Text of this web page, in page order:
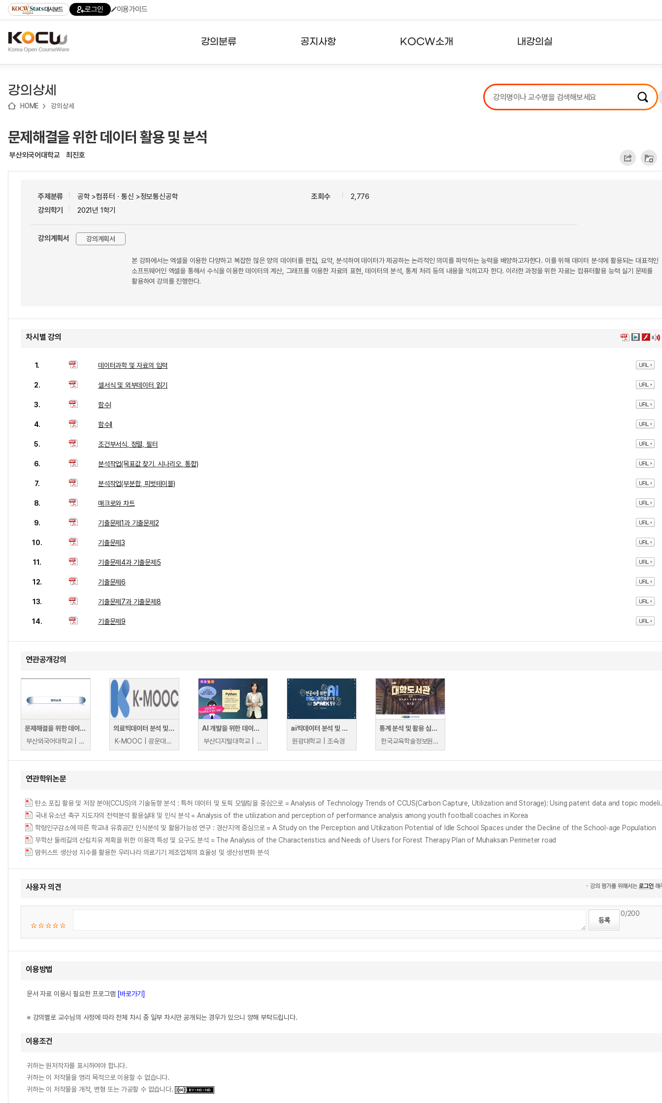
기
기
기
content)
가
대시보드 로그인 이용가이드
강의분류
테마강의
공지사항 KOCW소개 내강의실
강의리스트
수강확인증강의
강의상세
HOME 강의상세
문제해결을 위한 데이터 활용 및 분석
부산외국어대학교 최진호
주제분류
공학 >컴퓨터ㆍ통신 >정보통신공학
강의학기
2021년 1학기
조회수 2,776
강의계획서 강의계획서
본 강좌에서는 엑셀을 이용한 다양하고 복잡한 많은 양의 데이터를 편집, 요약, 분석하여 데이터가 제공하는 논리적인 의미를 파악하는 능력을 배양하고자한다. 이를 위해 데이터 분석에 활용되는 대표적인
소프트웨어인 엑셀을 통해서 수식을 이용한 데이터의 계산, 그래프를 이용한 자료의 표현, 데이터의 분석, 통계 처리 등의 내용을 익히고자 한다. 이러한 과정을 위한 자료는 컴퓨터활용 능력 실기 문제를
활용하여 강의를 진행한다.
차시별 강의
1. 데이터과학 및 자료의 입력
2. 셀서식 및 외부데이터 읽기
3. 함수I
4. 함수II
5. 조건부서식, 정렬, 필터
6. 분석작업(목표값 찾기, 시나리오, 통합)
7. 분석작업(부분합, 피벗테이블)
8. 매크로와 차트
9. 기출문제1과 기출문제2
10. 기출문제3
11. 기출문제4과 기출문제5
12. 기출문제6
13. 기출문제7과 기출문제8
14. 기출문제9
연관공개강의
문제해결을 위한 데이터 활용 및 분석
부산외국어대학교 | 최진호
의료빅데이터 분석 및 활용 실무
K-MOOC | 광운대학교(매치업) 이석준
AI 개발을 위한 데이터 분석 및 시각화
부산디지털대학교 | 전미영
ai빅데이터 분석 및 스파크 활용
원광대학교 | 조숙경
통계 분석 및 활용 심화 과정 2
한국교육학술정보원 | 이윤모
연관학위논문
탄소 포집 활용 및 저장 분야(CCUS)의 기술동
국내 유소년 축구 지도자의 전력분석 활용실태 및 인식 분석 = Analysis of the utilization and perception of performance analysis among youth football coaches in Korea
학령인구감소에 따른 학교내 유휴공간 인식분석 및 활용가능성 연구 : 경산지역 중심으로 = A Study on the Perception and Utilization Potential of Idle School Spaces under the Decline of the School-age Population
무학산 둘레길의 산림치유 계획을 위한 이용객 특성 및 요구도 분석 = The Analysis of the Characteristics and Needs of Users for Forest Therapy Plan of Muhaksan Perimeter road
맘퀴스트 생산성 지수를 활용한 우리나라 의료기기 제조업체의 효율성 및 생산성변화 분석
사용자 의견
0/200
이용방법
문서 자료 이용시 필요한 프로그램 [바로가기]
※ 강의별로 교수님의 사정에 따라 전체 차시 중 일부 차시만 공개되는 경우가 있으니 양해 부탁드립니다.
이용조건
귀하는 원저작자를 표시하여야 합니다.
귀하는 이 저작물을 영리 목적으로 이용할 수 없습니다.
귀하는 이 저작물을 개작, 변형 또는 가공할 수 없습니다.